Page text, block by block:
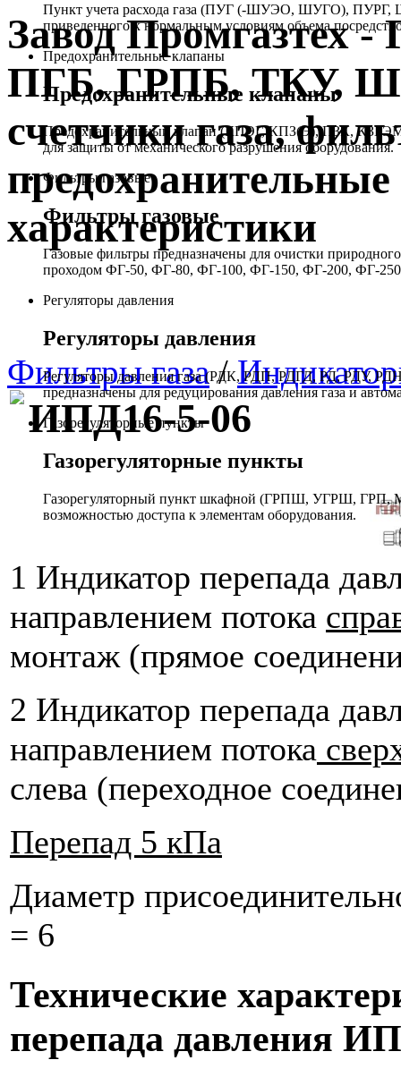
Пункт учета расхода газа (ПУГ (-ШУЭО, ШУГО), ПУРГ,
приведенного к нормальным условиям объема
Предохранительные клапаны
Предохранительные клапаны
Предохранительный клапан (КПЭГ, КПЗ(Э), ПЗК,
для защиты от механического разрушения оборудования.
Фильтры газовые
Фильтры газовые
Газовые фильтры предназначены для очистки
проходом ФГ-50, ФГ-80, ФГ-100, ФГ-150, ФГ-200, ФГ-
Регуляторы давления
Регуляторы давления
Регуляторы давления газа (РДК, РДП, РДГД, РД, РДУ,
предназначены для редуцирования давления газа и
Газорегуляторные пункты
Газорегуляторные пункты
Газорегуляторный пункт шкафной (ГРПШ, УГРШ, ГРП,
возможностью доступа к элементам оборудования.
Завод
ПГБ, ГРПБ, ТКУ,
счетчики газа,
характеристики
Фильтры газа/
ИПД16-5-06
1 Индикатор перепада
направлением потока
монтаж (прямое
2 Индикатор перепада
направлением потока
слева (переходное
Перепад 5 кПа
Диаметр
= 6
Технические
перепада давления